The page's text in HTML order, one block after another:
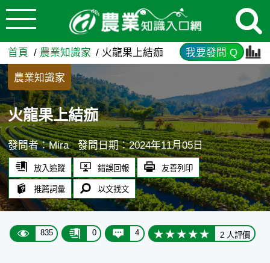
跳到主要內容
火龍果上結痂 - 農業知識入口
首頁 農業知識家 火龍果上結痂 我要發問 Q
農業知識家
火龍果上結痂
發問者：Mira 發問日期：2024年11月05日
放入追蹤 錯誤回報 友善列印
推薦詞彙 以文找文
835 0 4 2 人評價